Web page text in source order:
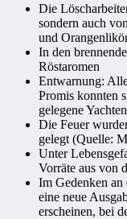
Die
sondern auch
und
In den
Röstaromen
Entwarnung:
Promis konnten
gelegene
Die Feuer
gelegt (Quelle:
Unter
Vorräte aus von
Im Gedenken an
eine neue
erscheinen, bei